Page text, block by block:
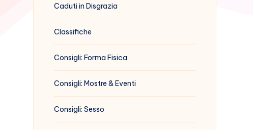
Caduti in Disgrazia
Classifiche
Consigli: Forma Fisica
Consigli: Mostre & Eventi
Consigli: Sesso